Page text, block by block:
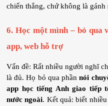
chiến thắng, chứ không là gánh
6. Học một mình – bỏ qua
app, web hỗ trợ
Vấn đề: Rất nhiều người nghĩ
là đủ. Họ bỏ qua phần nói
app học tiếng Anh giao tiếp
nước ngoài. Kết quả: biết